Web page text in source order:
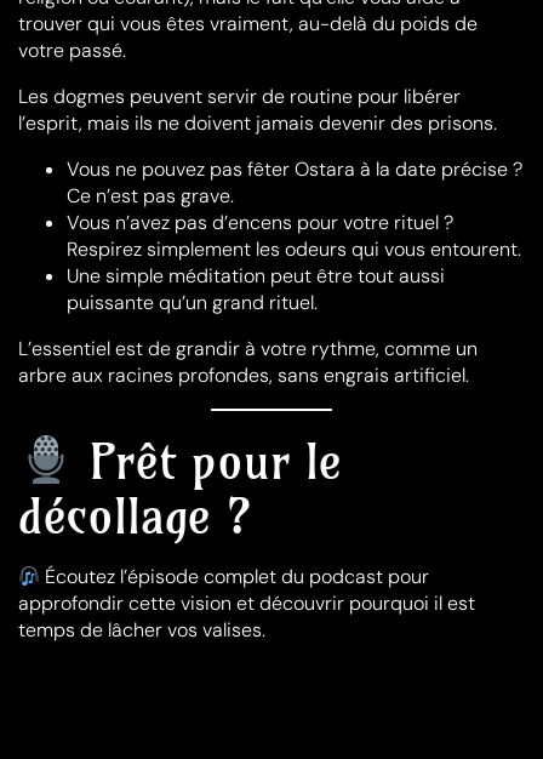
trouver qui vous êtes vraiment, au-delà du poids de
votre passé.
Les dogmes peuvent servir de routine pour libérer
l’esprit, mais ils ne doivent jamais devenir des prisons.
Vous ne pouvez pas fêter Ostara à la date précise ?
Ce n’est pas grave.
Vous n’avez pas d’encens pour votre rituel ?
Respirez simplement les odeurs qui vous entourent.
Une simple méditation peut être tout aussi
puissante qu’un grand rituel.
L’essentiel est de grandir à votre rythme, comme un
arbre aux racines profondes, sans engrais artificiel.
Prêt pour le
décollage ?
Écoutez l’épisode complet du podcast pour
approfondir cette vision et découvrir pourquoi il est
temps de lâcher vos valises.